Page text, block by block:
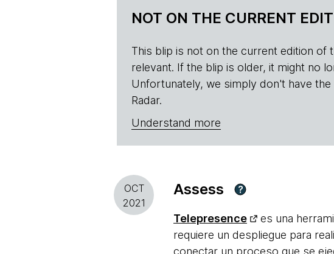
NOT ON THE CURRENT
This blip is not on the current edition of
relevant. If the blip is older, it might no
Unfortunately, we simply don't have
Radar.
Understand more
OCT
2021
Assess ?
Telepresence
es una
requiere un despliegue para
conectar un proceso que se